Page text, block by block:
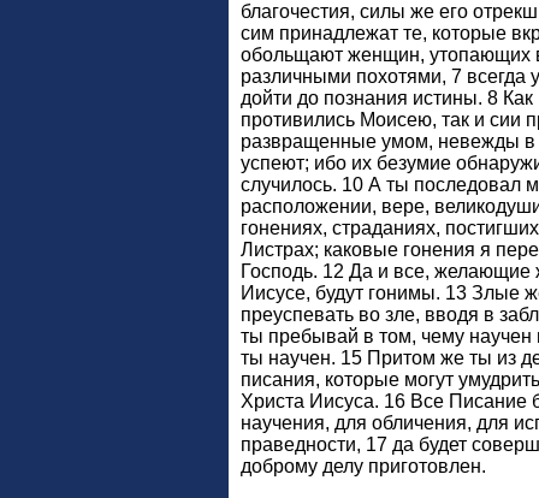
благочестия, силы же его
сим принадлежат те, которые
обольщают женщин, утопающих
различными похотями, 7 всегда
дойти до познания истины. 8
противились Моисею, так и сии
развращенные умом, невежды в
успеют; ибо их безумие
случилось. 10 А ты последовал
расположении, вере,
гонениях, страданиях,
Листрах; каковые гонения я
Господь. 12 Да и все, желающие
Иисусе, будут гонимы. 13 Злые
преуспевать во зле, вводя в
ты пребывай в том, чему научен
ты научен. 15 Притом же ты из
писания, которые могут
Христа Иисуса. 16 Все Писание
научения, для обличения, для
праведности, 17 да будет
доброму делу приготовлен.